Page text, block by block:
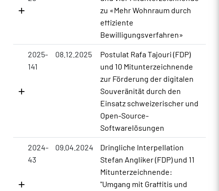
zu «Mehr Wohnraum durch
effiziente
Bewilligungsverfahren»
2025-
141
08.12.2025
Postulat Rafa Tajouri (FDP)
und 10 Mitunterzeichnende
zur Förderung der digitalen
Souveränität durch den
Einsatz schweizerischer und
Open-Source-
Softwarelösungen
2024-
43
09.04.2024
Dringliche Interpellation
Stefan Angliker (FDP) und 11
Mitunterzeichnende:
"Umgang mit Graffitis und